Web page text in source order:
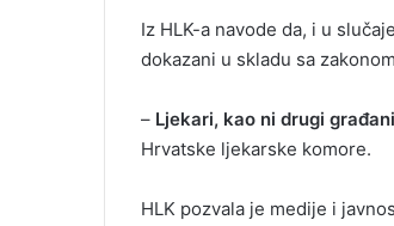
Iz HLK-a navode da, i u
dokazani u skladu sa
– Ljekari, kao ni drugi
Hrvatske ljekarske komore.
HLK pozvala je medije i